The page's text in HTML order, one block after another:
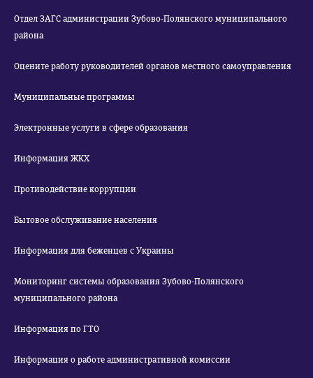
Отдел ЗАГС администрации Зубово-Полянского муниципального
района
Оцените работу руководителей органов местного самоуправления
Муниципальные программы
Электронные услуги в сфере образования
Информация ЖКХ
Противодействие коррупции
Бытовое обслуживание населения
Информация для беженцев с Украины
Мониторинг системы образования Зубово-Полянского
муниципального района
Информация по ГТО
Информация о работе административной комиссии